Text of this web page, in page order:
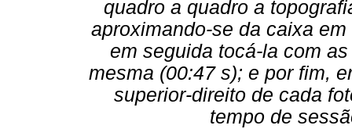
quadro a quadro a
aproximando-se da caixa
em seguida tocá-la com
mesma (00:47 s); e por fim,
superior-direito de cada
tempo de